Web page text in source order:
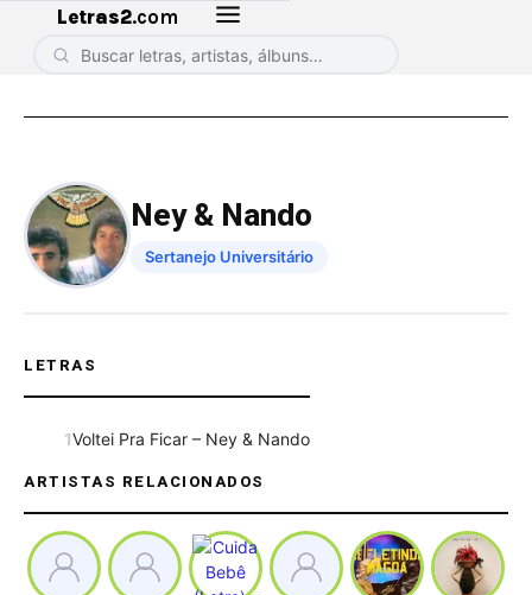
Letras2.com
Ney & Nando
Sertanejo Universitário
LETRAS
1Voltei Pra Ficar – Ney & Nando
ARTISTAS RELACIONADOS